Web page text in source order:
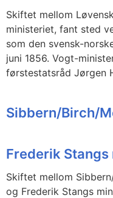
Skiftet mellom
ministeriet, fant sted
som den svensk-
juni 1856. Vogt-
førstestatsråd Jørgen
Sibbern/Birch/
Frederik
Skiftet mellom
og Frederik Stangs